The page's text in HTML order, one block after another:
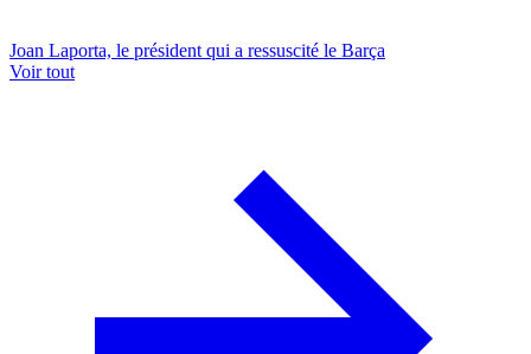
Joan Laporta, le président qui a ressuscité le Barça
Voir tout